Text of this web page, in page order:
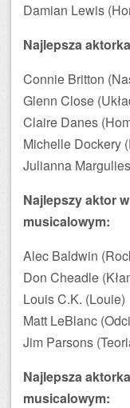
Damian Lewis
Najlepsza
Connie Britton
Glenn Close
Claire Danes
Michelle Dockery
Julianna
Najlepszy aktor
musicalowym:
Alec Baldwin
Don Cheadle
Louis C.K. (Louie)
Matt LeBlanc
Jim Parsons
Najlepsza
musicalowym: